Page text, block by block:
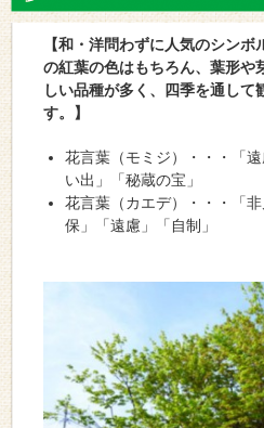
【和・洋問わずに人気のシン
の紅葉の色はもちろん、葉形や
しい品種が多く、四季を通して
す。】
花言葉（モミジ）・・・「
い出」「秘蔵の宝」
花言葉（カエデ）・・・「
保」「遠慮」「自制」